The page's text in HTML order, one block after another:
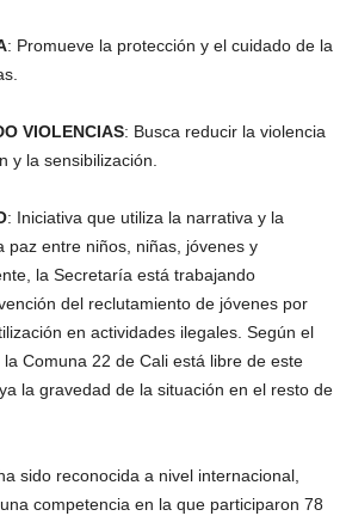
: Promueve la protección y el cuidado de la
VIOLENCIAS: Busca reducir la violencia
y la sensibilización.
: Iniciativa que utiliza la narrativa y la
paz entre niños, niñas, jóvenes y
la Secretaría está trabajando
del reclutamiento de jóvenes por
en actividades ilegales. Según el
Comuna 22 de Cali está libre de este
la gravedad de la situación en el resto de
sido reconocida a nivel internacional,
competencia en la que participaron 78